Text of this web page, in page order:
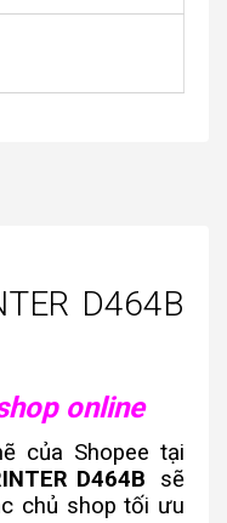
D464B
online
của Shopee tại
D464B
sẽ
chủ shop tối ưu